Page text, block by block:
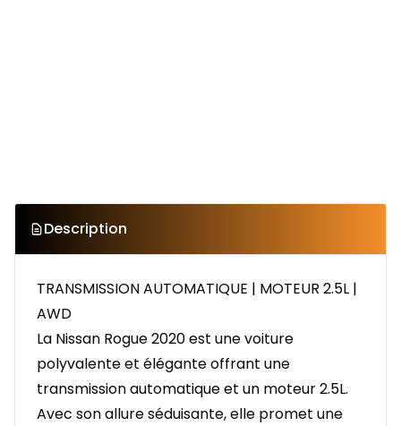
Description
TRANSMISSION AUTOMATIQUE | MOTEUR 2.5L |
AWD
La Nissan Rogue 2020 est une voiture
polyvalente et élégante offrant une
transmission automatique et un moteur 2.5L.
Avec son allure séduisante, elle promet une